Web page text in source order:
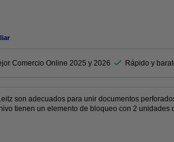
Comercio Online 2025 y 2026 Rápido y
son adecuados para unir documentos
tienen un elemento de bloqueo con 2